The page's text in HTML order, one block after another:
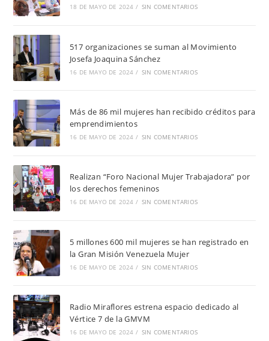
18 DE MAYO DE 2024 / SIN COMENTARIOS
517 organizaciones se suman al Movimiento
Josefa Joaquina Sánchez
16 DE MAYO DE 2024 / SIN COMENTARIOS
Más de 86 mil mujeres han recibido créditos para
emprendimientos
16 DE MAYO DE 2024 / SIN COMENTARIOS
Realizan “Foro Nacional Mujer Trabajadora” por
los derechos femeninos
16 DE MAYO DE 2024 / SIN COMENTARIOS
5 millones 600 mil mujeres se han registrado en
la Gran Misión Venezuela Mujer
16 DE MAYO DE 2024 / SIN COMENTARIOS
Radio Miraflores estrena espacio dedicado al
Vértice 7 de la GMVM
16 DE MAYO DE 2024 / SIN COMENTARIOS